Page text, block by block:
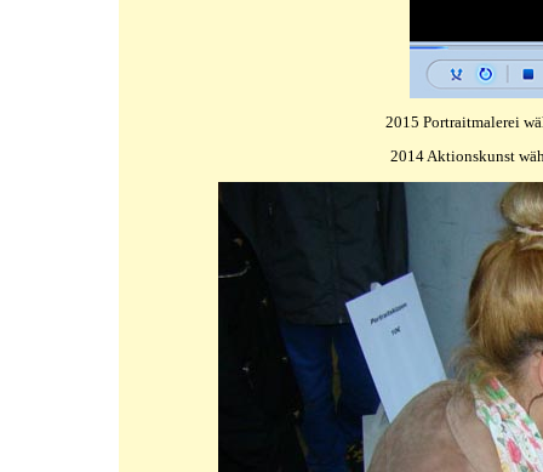
2015 Portraitmalerei
2014 Aktionskunst